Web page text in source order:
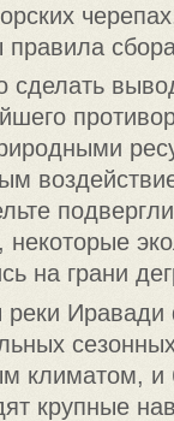
на грани
реки
климатом,
крупные